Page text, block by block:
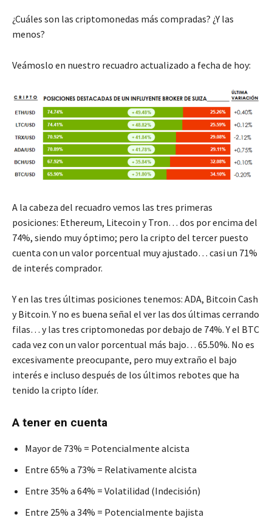
¿Cuáles son las criptomonedas más compradas? ¿Y las
menos?
Veámoslo en nuestro recuadro actualizado a fecha de hoy:
A la cabeza del recuadro vemos las tres primeras
posiciones: Ethereum, Litecoin y Tron… dos por encima del
74%, siendo muy óptimo; pero la cripto del tercer puesto
cuenta con un valor porcentual muy ajustado… casi un 71%
de interés comprador.
Y en las tres últimas posiciones tenemos: ADA, Bitcoin Cash
y Bitcoin. Y no es buena señal el ver las dos últimas cerrando
filas… y las tres criptomonedas por debajo de 74%. Y el BTC
cada vez con un valor porcentual más bajo… 65.50%. No es
excesivamente preocupante, pero muy extraño el bajo
interés e incluso después de los últimos rebotes que ha
tenido la cripto líder.
A tener en cuenta
Mayor de 73% = Potencialmente alcista
Entre 65% a 73% = Relativamente alcista
Entre 35% a 64% = Volatilidad (Indecisión)
Entre 25% a 34% = Potencialmente bajista